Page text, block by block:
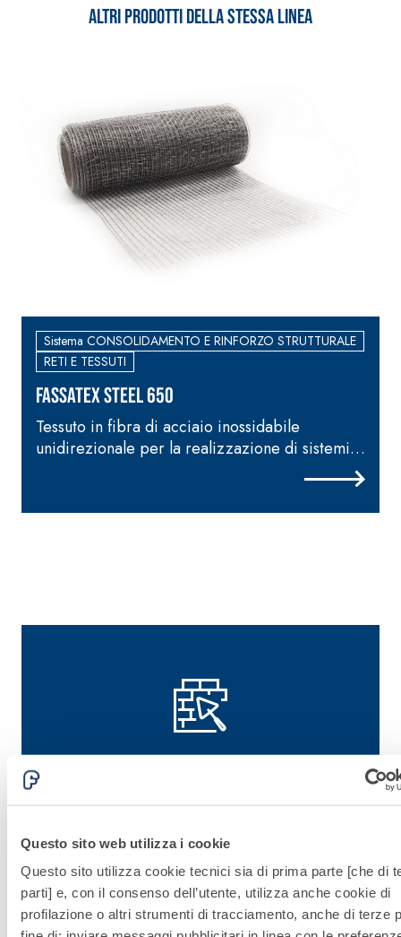
Questo sito web utilizza i cookie
Questo sito utilizza cookie tecnici sia di prima parte [che di
parti] e, con il consenso dell’utente, utilizza anche cookie di
profilazione o altri strumenti di tracciamento, anche di terze
Altri prodotti della stessa linea
Sistema CONSOLIDAMENTO E RINFORZO STRUTTURALE
RETI E TESSUTI
FASSATEX STEEL 650
Tessuto in fibra di acciaio inossidabile
unidirezionale per la realizzazione di sistemi
correlate di Fassa
Bortolo
Vai alle soluzioni
COLLANTI E RASANTI
con calce idraulica
naturale NHL 3,5 e
speciali inerti
alleggeriti